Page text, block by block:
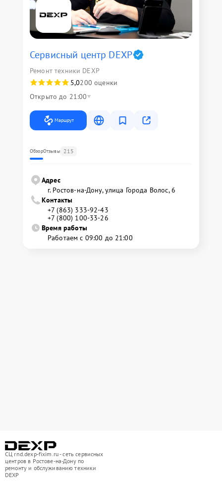
Сервисный центр DEXP
Ремонт техники DEXP
5,0200 оценки
Открыто до 21:00
Маршрут
ОбзорОтзывы 215
Адрес
г. Ростов-на-Дону, улица Города Волос, 6
Контакты
+7 (863) 333-92-43
+7 (800) 100-33-26
Время работы
Работаем с 09:00 до 21:00
СЦ rnd.dexp-fixim.ru - сеть сервисных
центров в Ростове-на-Дону по
ремонту и обслуживанию техники
DEXP